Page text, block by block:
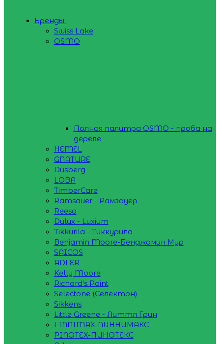
Бренды
Swiss Lake
OSMO
Полная палитра OSMO - проба на
дереве
HEMEL
GNATURE
Dusberg
LOBA
TimberCare
Ramsauer - Рамзауер
Reesa
Dulux - Luxium
Tikkurila - Тиккурила
Benjamin Moore-Бенджамин Мур
SAICOS
ADLER
Kelly Moore
Richard's Paint
Selectone (Селектон)
Sikkens
Little Greene - Литтл Грин
LINNIMAX-ЛИННИМАКС
PINOTEX-ПИНОТЕКС